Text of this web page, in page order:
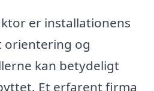
er installationens
orientering og
kan betydeligt
Et erfarent firma